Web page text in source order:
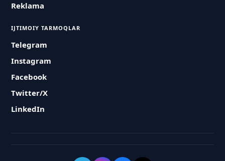
Reklama
IJTIMOIY TARMOQLAR
Telegram
Instagram
Facebook
Twitter/X
LinkedIn